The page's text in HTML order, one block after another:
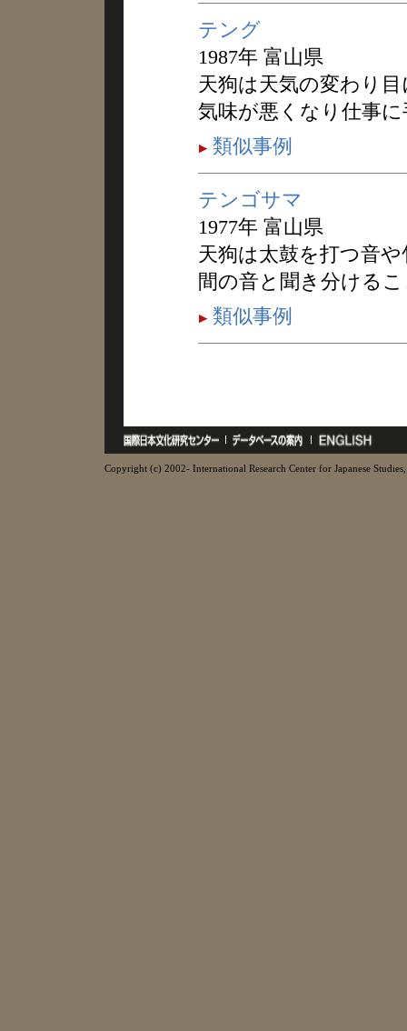
テング
1987年 富山県
天狗は天気の変わり
気味が悪くなり仕事
類似事例
テンゴサマ
1977年 富山県
天狗は太鼓を打つ音
間の音と聞き分ける
類似事例
Copyright (c) 2002- International Research Center for Japanese